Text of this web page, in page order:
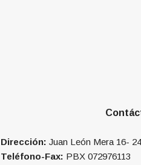
Dirección: Juan León Mera 16-
Teléfono-Fax: PBX 072976113